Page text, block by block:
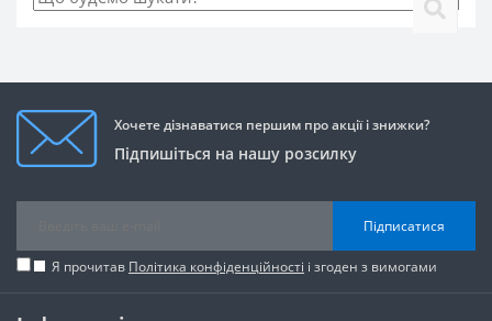
Хочете дізнаватися першим про акції і знижки?
Підпишіться на нашу розсилку
Підписатися
Я прочитав Політика конфіденційності і згоден з вимогами